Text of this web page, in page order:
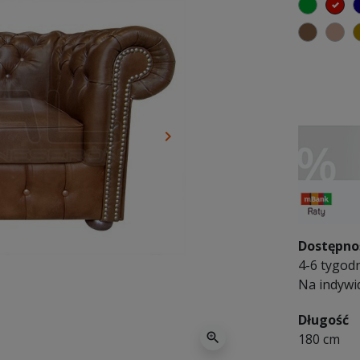
Następny
keyboard_arrow_right
zoom_in
zielony
brązowy
4-6
Na
Długość
180 cm